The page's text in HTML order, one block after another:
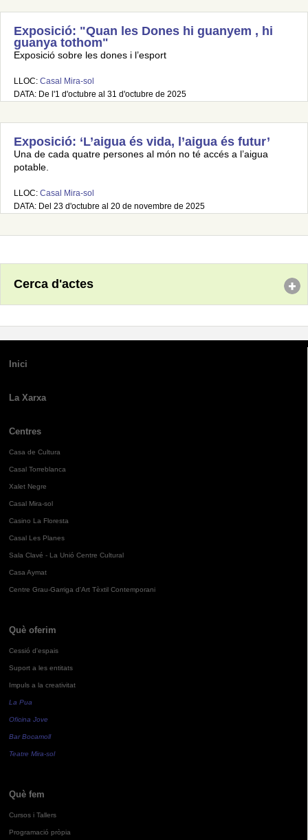
Exposició: "Quan les Dones hi guanyem , hi
guanya tothom"
Exposició sobre les dones i l’esport
LLOC: Casal Mira-sol
DATA: De l'1 d'octubre al 31 d'octubre de 2025
Exposició: ‘L’aigua és vida, l’aigua és futur’
Una de cada quatre persones al món no té accés a l’aigua
potable.
LLOC: Casal Mira-sol
DATA: Del 23 d'octubre al 20 de novembre de 2025
Cerca d'actes
Inici
La Xarxa
Centres
Casa de Cultura
Casal Torreblanca
Xalet Negre
Casal Mira-sol
Casino La Floresta
Casal Les Planes
Sala Clavé - La Unió Centre Cultural
Casa Aymat
Centre Grau-Garriga d'Art Tèxtil Contemporani
Què oferim
Cessió d'espais
Suport a les entitats
Impuls a la creativitat
La Pua
Oficina Jove
Bar Bocamoll
Teatre Mira-sol
Què fem
Cursos i Tallers
Programació pròpia